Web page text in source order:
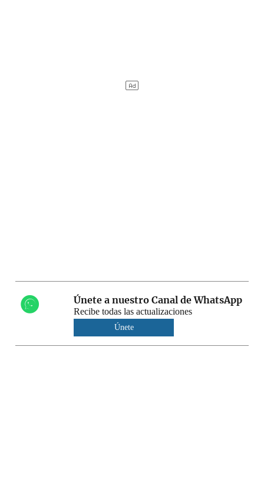
Únete a nuestro Canal de WhatsApp
Recibe todas las actualizaciones
Únete